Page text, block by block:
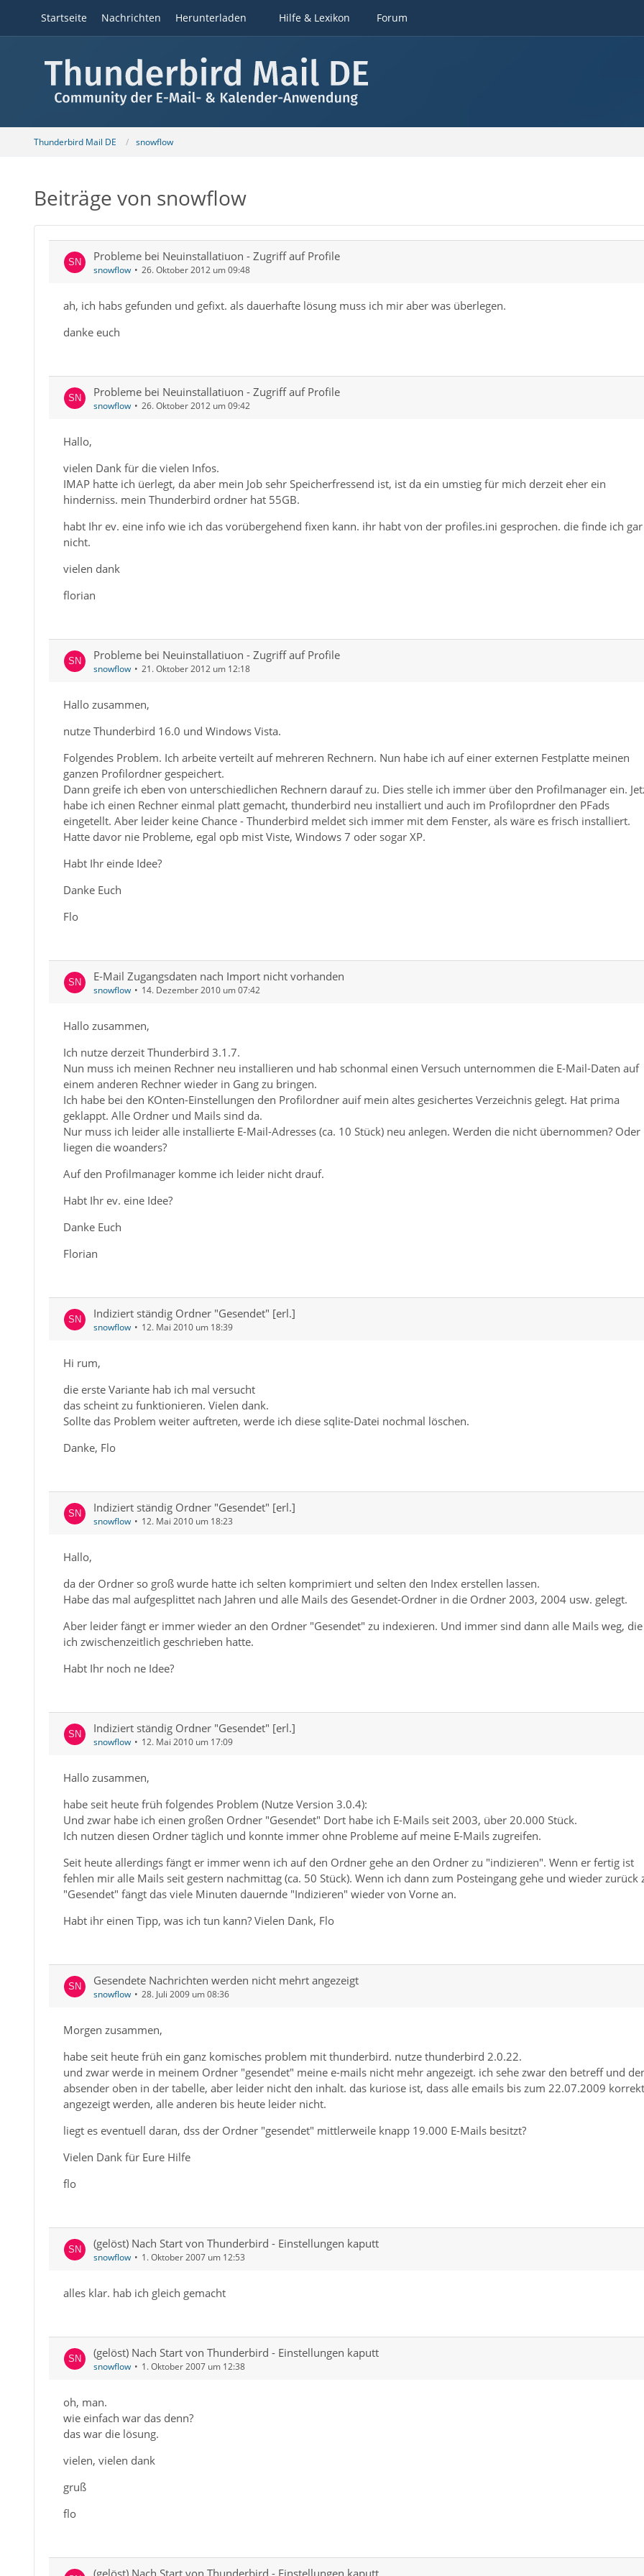
Startseite Nachrichten Herunterladen Hilfe & Lexikon Forum
Thunderbird Mail DE snowflow
Beiträge von snowflow
Probleme bei Neuinstallatiuon - Zugriff auf Profile
snowflow 26. Oktober 2012 um 09:48
ah, ich habs gefunden und gefixt. als dauerhafte lösung muss ich mir aber was überlegen.
danke euch
Probleme bei Neuinstallatiuon - Zugriff auf Profile
snowflow 26. Oktober 2012 um 09:42
Hallo,
vielen Dank für die vielen Infos.
IMAP hatte ich üerlegt, da aber mein Job sehr Speicherfressend ist, ist da ein umstieg für mich derzeit eher ein
hinderniss. mein Thunderbird ordner hat 55GB.
habt Ihr ev. eine info wie ich das vorübergehend fixen kann. ihr habt von der profiles.ini gesprochen. die finde ich gar
nicht.
vielen dank
florian
Probleme bei Neuinstallatiuon - Zugriff auf Profile
snowflow 21. Oktober 2012 um 12:18
Hallo zusammen,
nutze Thunderbird 16.0 und Windows Vista.
Folgendes Problem. Ich arbeite verteilt auf mehreren Rechnern. Nun habe ich auf einer externen Festplatte meinen
ganzen Profilordner gespeichert.
Dann greife ich eben von unterschiedlichen Rechnern darauf zu. Dies stelle ich immer über den Profilmanager ein.
habe ich einen Rechner einmal platt gemacht, thunderbird neu installiert und auch im Profiloprdner den PFads
eingetellt. Aber leider keine Chance - Thunderbird meldet sich immer mit dem Fenster, als wäre es frisch installiert.
Hatte davor nie Probleme, egal opb mist Viste, Windows 7 oder sogar XP.
Habt Ihr einde Idee?
Danke Euch
Flo
E-Mail Zugangsdaten nach Import nicht vorhanden
snowflow 14. Dezember 2010 um 07:42
Hallo zusammen,
Ich nutze derzeit Thunderbird 3.1.7.
Nun muss ich meinen Rechner neu installieren und hab schonmal einen Versuch unternommen die E-Mail-Daten auf
einem anderen Rechner wieder in Gang zu bringen.
Ich habe bei den KOnten-Einstellungen den Profilordner auif mein altes gesichertes Verzeichnis gelegt. Hat prima
geklappt. Alle Ordner und Mails sind da.
Nur muss ich leider alle installierte E-Mail-Adresses (ca. 10 Stück) neu anlegen. Werden die nicht übernommen? Oder
liegen die woanders?
Auf den Profilmanager komme ich leider nicht drauf.
Habt Ihr ev. eine Idee?
Danke Euch
Florian
Indiziert ständig Ordner "Gesendet" [erl.]
snowflow 12. Mai 2010 um 18:39
Hi rum,
die erste Variante hab ich mal versucht
das scheint zu funktionieren. Vielen dank.
Sollte das Problem weiter auftreten, werde ich diese sqlite-Datei nochmal löschen.
Danke, Flo
Indiziert ständig Ordner "Gesendet" [erl.]
snowflow 12. Mai 2010 um 18:23
Hallo,
da der Ordner so groß wurde hatte ich selten komprimiert und selten den Index erstellen lassen.
Habe das mal aufgesplittet nach Jahren und alle Mails des Gesendet-Ordner in die Ordner 2003, 2004 usw. gelegt.
Aber leider fängt er immer wieder an den Ordner "Gesendet" zu indexieren. Und immer sind dann alle Mails weg, die
ich zwischenzeitlich geschrieben hatte.
Habt Ihr noch ne Idee?
Indiziert ständig Ordner "Gesendet" [erl.]
snowflow 12. Mai 2010 um 17:09
Hallo zusammen,
habe seit heute früh folgendes Problem (Nutze Version 3.0.4):
Und zwar habe ich einen großen Ordner "Gesendet" Dort habe ich E-Mails seit 2003, über 20.000 Stück.
Ich nutzen diesen Ordner täglich und konnte immer ohne Probleme auf meine E-Mails zugreifen.
Seit heute allerdings fängt er immer wenn ich auf den Ordner gehe an den Ordner zu "indizieren". Wenn er fertig ist
fehlen mir alle Mails seit gestern nachmittag (ca. 50 Stück). Wenn ich dann zum Posteingang gehe und wieder zurück
"Gesendet" fängt das viele Minuten dauernde "Indizieren" wieder von Vorne an.
Habt ihr einen Tipp, was ich tun kann? Vielen Dank, Flo
Gesendete Nachrichten werden nicht mehrt angezeigt
snowflow 28. Juli 2009 um 08:36
Morgen zusammen,
habe seit heute früh ein ganz komisches problem mit thunderbird. nutze thunderbird 2.0.22.
und zwar werde in meinem Ordner "gesendet" meine e-mails nicht mehr angezeigt. ich sehe zwar den betreff und
absender oben in der tabelle, aber leider nicht den inhalt. das kuriose ist, dass alle emails bis zum 22.07.2009 korrekt
angezeigt werden, alle anderen bis heute leider nicht.
liegt es eventuell daran, dss der Ordner "gesendet" mittlerweile knapp 19.000 E-Mails besitzt?
Vielen Dank für Eure Hilfe
flo
(gelöst) Nach Start von Thunderbird - Einstellungen kaputt
snowflow 1. Oktober 2007 um 12:53
alles klar. hab ich gleich gemacht
(gelöst) Nach Start von Thunderbird - Einstellungen kaputt
snowflow 1. Oktober 2007 um 12:38
oh, man.
wie einfach war das denn?
das war die lösung.
vielen, vielen dank
gruß
flo
(gelöst) Nach Start von Thunderbird - Einstellungen kaputt